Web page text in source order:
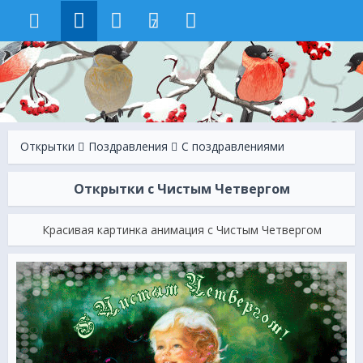
7
Открытки Поздравления С поздравлениями
Открытки с Чистым Четвергом
Красивая картинка анимация с Чистым Четвергом